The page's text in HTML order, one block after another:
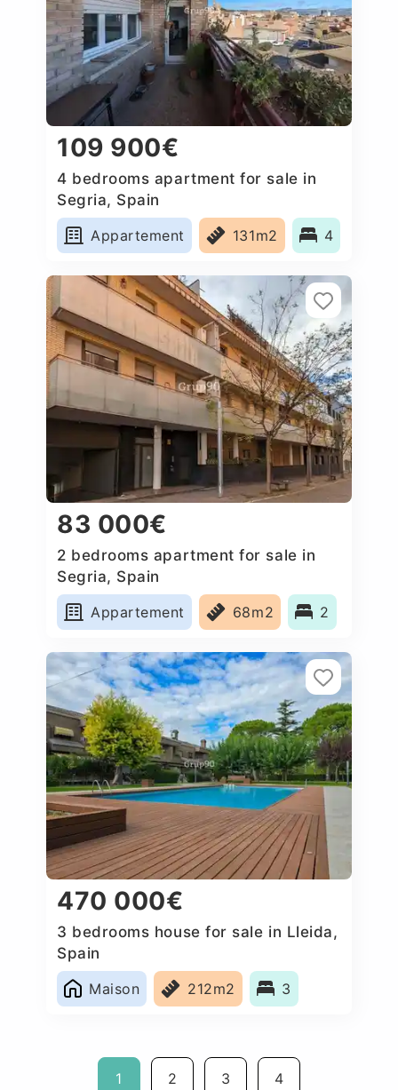
109 900€
4 bedrooms apartment for sale in
Segria, Spain
Appartement
131m2 4
83 000€
2 bedrooms apartment for sale in
Segria, Spain
Appartement
68m2 2
470 000€
3 bedrooms house for sale in Lleida,
Spain
Maison
212m2 3
1 2 3 4